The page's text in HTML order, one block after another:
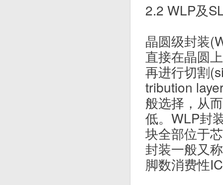
2.2 WLP及
晶圆级封装
直接在晶圆
再进行切割
tribution
般选择，从
低。WLP封
块全部位于
封装一般又
脚数消费性